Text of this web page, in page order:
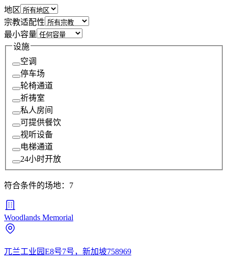
地区
宗教适配性
最小容量
设施
空调
停车场
轮椅通道
祈祷室
私人房间
可提供餐饮
视听设备
电梯通道
24小时开放
符合条件的场地：7
Woodlands Memorial
兀兰工业园E8号7号，新加坡758969